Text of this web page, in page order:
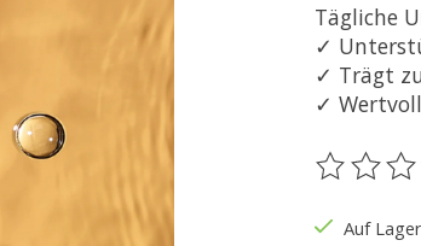
Tägliche
✓
✓ Trägt
✓
Die
Auf Lager